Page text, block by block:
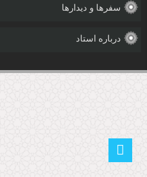
سفرها و دیدارها
درباره استاد